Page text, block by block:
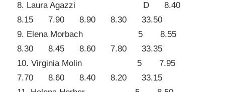
8. Laura Agazzi D 8.40
8.15 7.90 8.90 8.30 33.50
9. Elena Morbach 5 8.55
8.30 8.45 8.60 7.80 33.35
10. Virginia Molin 5 7.95
7.70 8.60 8.40 8.20 33.15